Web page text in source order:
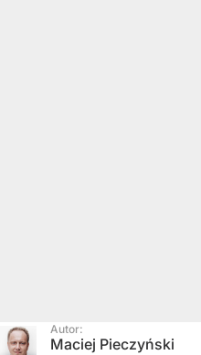
Autor:
Maciej Pieczyński